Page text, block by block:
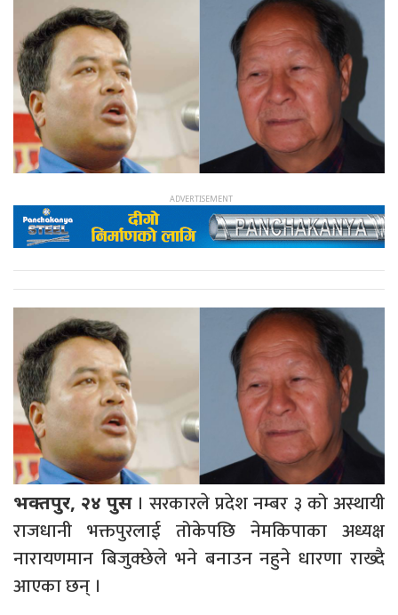
भक्तपुर, २४ पुस। सरकारले प्रदेश नम्बर ३ को अस्थायी
राजधानी भक्तपुरलाई तोकेपछि नेमकिपाका अध्यक्ष
नारायणमान बिजुक्छेले भने बनाउन नहुने धारणा राख्दै
आएका छन् ।